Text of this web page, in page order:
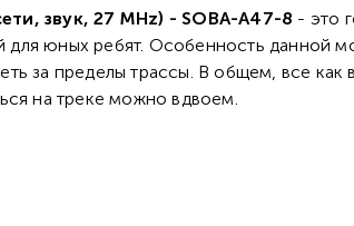
звук, 27 MHz) - SOBA-A47-8 - это
для юных ребят. Особенность данной
за пределы трассы. В общем, все как
на треке можно вдвоем.